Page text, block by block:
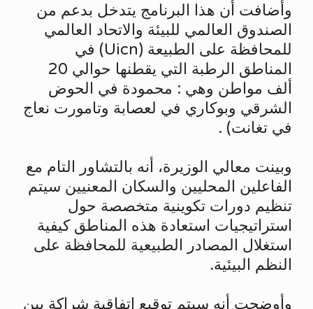
وأضافت أن هذا البرنامج يتدخل بدعم من
الصندوق العالمي للبيئة والاتحاد العالمي
للمحافظة على الطبيعة (Uicn) في
المناطق الرطبة التي يقطنها حوالي 20
ألف مواطن وهي : محمودة في الحوض
الشرقي وبوكاري في لعصابة وتامورت نعاج
في تغانت) .
وبينت معالي الوزيرة، أنه بالتشاور التام مع
الفاعلين المحليين والسكان المعنيين سيتم
تنظيم دورات تكوينية متخصصة حول
استراتيجيات استعادة هذه المناطق كيفية
استغلال المصادر الطبيعية للمحافظة على
النظم البيئية.
وأوضحت أنه سيتم توقيع اتفاقية شراكة بين